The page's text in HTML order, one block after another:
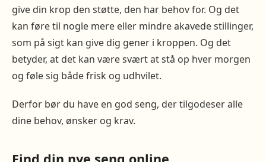
give din krop den støtte, den har behov for. Og det
kan føre til nogle mere eller mindre akavede stillinger,
som på sigt kan give dig gener i kroppen. Og det
betyder, at det kan være svært at stå op hver morgen
og føle sig både frisk og udhvilet.
Derfor bør du have en god seng, der tilgodeser alle
dine behov, ønsker og krav.